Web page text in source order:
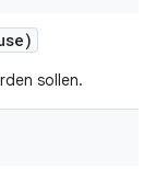
sollen.